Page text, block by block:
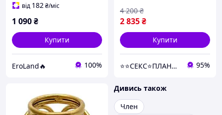
від 182₴/міс
1 090₴
Купити
EroLand🔥 100%
2 835₴
4 200 ₴
Купити
⭐️⭐️СЕКС⭐️ПЛАНЕТА⭐️⭐️ 95%
Дивись також
Член